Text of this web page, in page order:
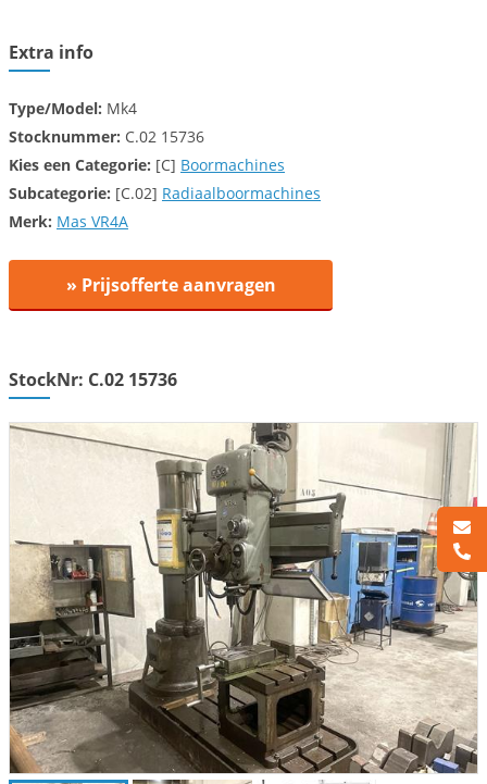
Extra info
Type/Model: Mk4
Stocknummer: C.02 15736
Kies een Categorie: [C] Boormachines
Subcategorie: [C.02] Radiaalboormachines
Merk: Mas VR4A
» Prijsofferte aanvragen
StockNr: C.02 15736